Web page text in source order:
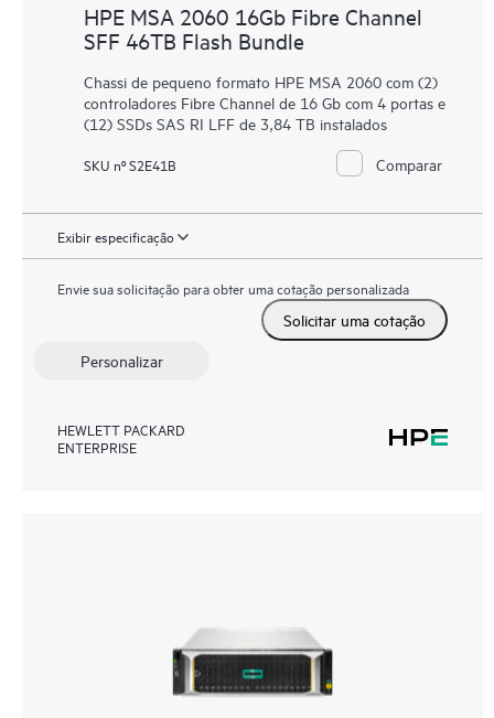
HPE MSA 2060 16Gb Fibre Channel
SFF 46TB Flash Bundle
Chassi de pequeno formato HPE MSA 2060 com (2)
controladores Fibre Channel de 16 Gb com 4 portas e
(12) SSDs SAS RI LFF de 3,84 TB instalados
SKU nº S2E41B Comparar
Exibir especificação
Envie sua solicitação para obter uma cotação personalizada
Solicitar uma cotação
Personalizar
HEWLETT PACKARD
ENTERPRISE